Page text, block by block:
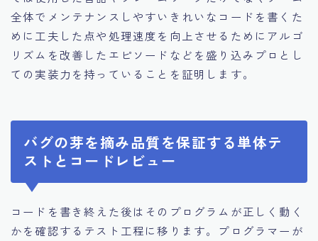
全体でメンテナンスしやすいきれいなコードを書くた
めに工夫した点や処理速度を向上させるためにアルゴ
リズムを改善したエピソードなどを盛り込みプロとし
ての実装力を持っていることを証明します。
バグの芽を摘み品質を保証する単体テ
ストとコードレビュー
コードを書き終えた後はそのプログラムが正しく動く
かを確認するテスト工程に移ります。プログラマーが